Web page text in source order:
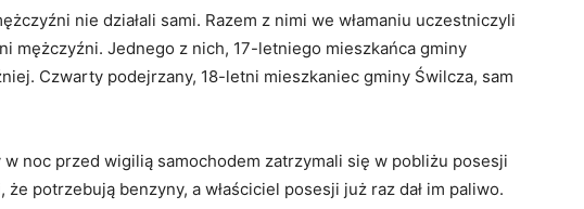
nie działali sami. Razem z nimi we włamaniu uczestniczyli
mężczyźni. Jednego z nich, 17-letniego mieszkańca gminy
Czwarty podejrzany, 18-letni mieszkaniec gminy Świlcza, sam
noc przed wigilią samochodem zatrzymali się w pobliżu posesji
że potrzebują benzyny, a właściciel posesji już raz dał im paliwo.